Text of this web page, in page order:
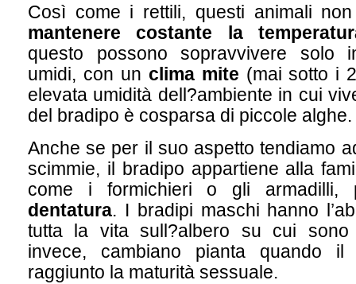
Così come i rettili, questi animali
mantenere costante la
questo possono sopravvivere solo
umidi, con un clima mite (mai sotto i
elevata umidità dell?ambiente in cui
del bradipo è cosparsa di piccole alghe.
Anche se per il suo aspetto tendiamo
scimmie, il bradipo appartiene alla
come i formichieri o gli armadilli,
dentatura. I bradipi maschi hanno
tutta la vita sull?albero su cui sono
invece, cambiano pianta quando
raggiunto la maturità sessuale.